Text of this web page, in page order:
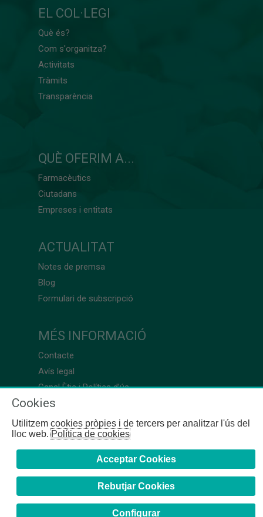
EL COL·LEGI
Què és?
Com s'organitza?
Activitats
Tràmits
Transparència
QUÈ OFERIM A...
Farmacèutics
Ciutadans
Empreses i entitats
ACTUALITAT
Notes de premsa
Blog
Formulari de subscripció
MÉS INFORMACIÓ
Contacte
Avís legal
Canal Ètic i Política d’ús
Cookies
Utilitzem cookies pròpies i de tercers per analitzar l'ús del
lloc web.Política de cookies
Acceptar Cookies
Rebutjar Cookies
Configurar